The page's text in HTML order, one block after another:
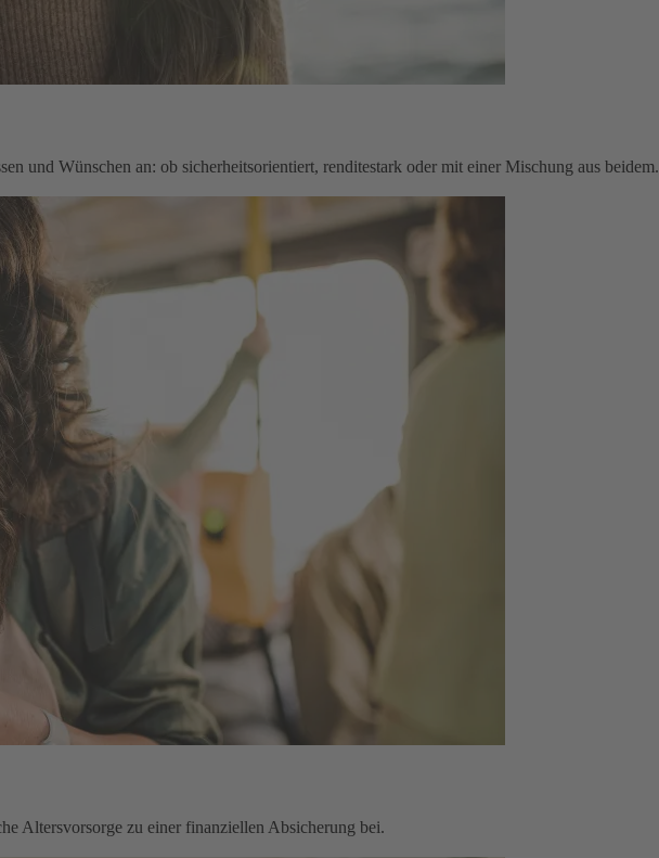
und Wünschen an: ob sicherheitsorientiert, renditestark oder mit einer Mischung aus beidem.
Altersvorsorge zu einer finanziellen Absicherung bei.